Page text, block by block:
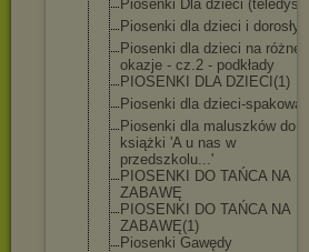
Piosenki Dla dzieci (teledyski)
Piosenki dla dzieci i dorosłych
Piosenki dla dzieci na różne
okazje - cz.2 - podkłady
PIOSENKI DLA DZIECI(1)
Piosenki dla dzieci-spakowa
Piosenki dla maluszków do
książki 'A u nas w
przedszkolu...'
PIOSENKI DO TAŃCA NA
ZABAWĘ
PIOSENKI DO TAŃCA NA
ZABAWĘ(1)
Piosenki Gawędy